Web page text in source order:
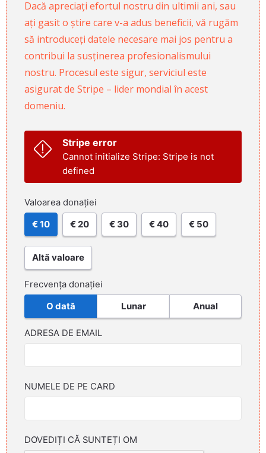
Dacă apreciați efortul nostru din ultimii ani, sau
ați gasit o știre care v-a adus beneficii, vă rugăm
să introduceți datele necesare mai jos pentru a
contribui la susținerea profesionalismului
nostru. Procesul este sigur, serviciul este
asigurat de Stripe – lider mondial în acest
domeniu.
Stripe error
Cannot initialize Stripe: Stripe is not
defined
Valoarea donației
€ 10 € 20 € 30 € 40 € 50
Altă valoare
Frecvența donației
O dată Lunar Anual
ADRESA DE EMAIL
NUMELE DE PE CARD
DOVEDIȚI CĂ SUNTEȚI OM